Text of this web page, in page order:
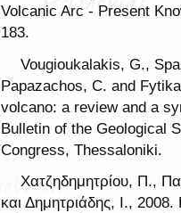
Volcanic Arc - Present
183.
Vougioukalakis, G.,
Papazachos, C. and
volcano: a review and a
Bulletin of the Geological
Congress, Thessaloniki.
Χατζηδημητρίου, Π.,
και Δημητριάδης, Ι.,